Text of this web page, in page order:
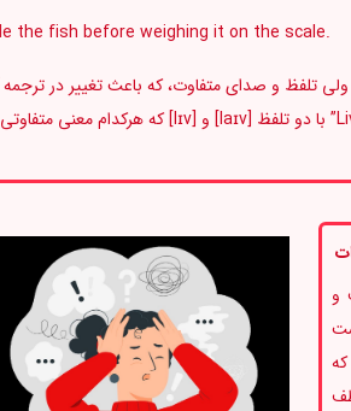
.Scale the fish before weighing it on the scale
ولی تلفظ و صدای متفاوت، که باعث تغییر در
ها می شود. برای مثال واژه “Live” با دو تلفظ [laɪv] و [lɪv] که هرکدام معنی متفاوتی
و